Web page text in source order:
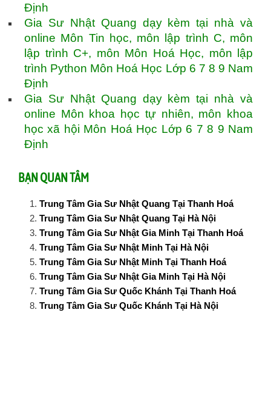
Định
Gia Sư Nhật Quang dạy kèm tại nhà và
online Môn Tin học, môn lập trình C, môn
lập trình C+, môn Môn Hoá Học, môn lập
trình Python Môn Hoá Học Lớp 6 7 8 9 Nam
Định
Gia Sư Nhật Quang dạy kèm tại nhà và
online Môn khoa học tự nhiên, môn khoa
học xã hội Môn Hoá Học Lớp 6 7 8 9 Nam
Định
BẠN QUAN TÂM
Trung Tâm Gia Sư Nhật Quang Tại Thanh Hoá
Trung Tâm Gia Sư Nhật Quang Tại Hà Nội
Trung Tâm Gia Sư Nhật Gia Minh Tại Thanh Hoá
Trung Tâm Gia Sư Nhật Minh Tại Hà Nội
Trung Tâm Gia Sư Nhật Minh Tại Thanh Hoá
Trung Tâm Gia Sư Nhật Gia Minh Tại Hà Nội
Trung Tâm Gia Sư Quốc Khánh Tại Thanh Hoá
Trung Tâm Gia Sư Quốc Khánh Tại Hà Nội